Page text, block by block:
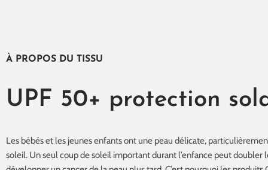
À PROPOS DU TISSU
UPF 50+ protection
Les bébés et les jeunes enfants ont une peau délicate,
soleil. Un seul coup de soleil important durant l’enfance peut doubler